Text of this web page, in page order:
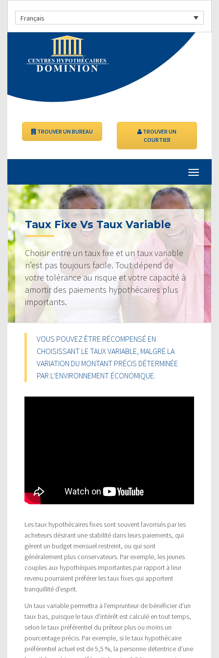
Français
TROUVER UN BUREAU
TROUVER UN
COURTIER
Taux Fixe Vs Taux Variable
Choisir entre un taux fixe et un taux variable
n’est pas toujours facile. Tout dépend de
votre tolérance au risque et votre capacité à
amortir des paiements hypothécaires plus
importants.
VOUS POUVEZ ÊTRE RÉCOMPENSÉ EN
CHOISISSANT LE TAUX VARIABLE, MALGRÉ LA
VARIATION DU MONTANT PRÉCIS DÉTERMINÉE
PAR L’ENVIRONNEMENT ÉCONOMIQUE.
Les taux hypothécaires fixes sont souvent favorisés par les
acheteurs désirant une stabilité dans leurs paiements, qui
gèrent un budget mensuel restreint, ou qui sont
généralement plus conservateurs. Par exemple, les jeunes
couples aux hypothèques importantes par rapport à leur
revenu pourraient préférer les taux fixes qui apportent
tranquillité d’esprit.
Un taux variable permettra à l’emprunteur de bénéficier d’un
taux bas, puisque le taux d’intérêt est calculé en tout temps,
selon le taux préférentiel du prêteur plus ou moins un
pourcentage précis. Par exemple, si le taux hypothécaire
préférentiel actuel est de 5,5 %, la personne détentrice d’une